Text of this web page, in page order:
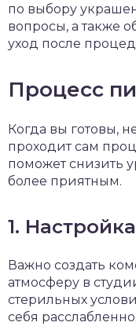
по выбору
вопросы, а также
уход после
Процесс
Когда вы готовы,
проходит сам
поможет снизить
более приятным.
1.
Важно создать
атмосферу в
стерильных
себя